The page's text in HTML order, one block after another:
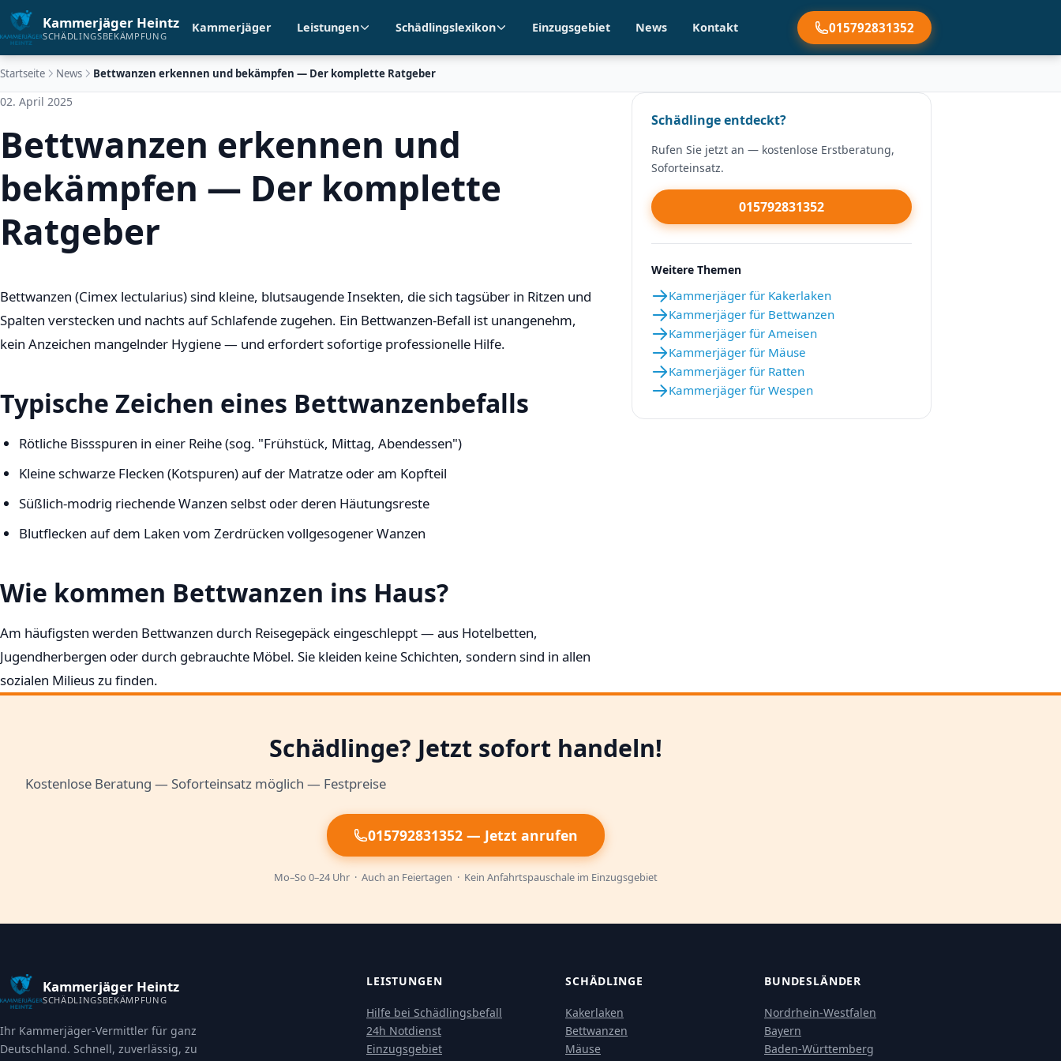
Kammerjäger Heintz
SCHÄDLINGSBEKÄMPFUNG
Kammerjäger Leistungen Schädlingslexikon Einzugsgebiet News Kontakt 015792831352
Startseite News Bettwanzen erkennen und bekämpfen — Der komplette Ratgeber
02. April 2025
Bettwanzen erkennen und
bekämpfen — Der komplette
Ratgeber
Bettwanzen (Cimex lectularius) sind kleine, blutsaugende Insekten, die sich tagsüber in Ritzen und
Spalten verstecken und nachts auf Schlafende zugehen. Ein Bettwanzen-Befall ist unangenehm,
kein Anzeichen mangelnder Hygiene — und erfordert sofortige professionelle Hilfe.
Typische Zeichen eines Bettwanzenbefalls
Rötliche Bissspuren in einer Reihe (sog. "Frühstück, Mittag, Abendessen")
Kleine schwarze Flecken (Kotspuren) auf der Matratze oder am Kopfteil
Süßlich-modrig riechende Wanzen selbst oder deren Häutungsreste
Blutflecken auf dem Laken vom Zerdrücken vollgesogener Wanzen
Wie kommen Bettwanzen ins Haus?
Am häufigsten werden Bettwanzen durch Reisegepäck eingeschleppt — aus Hotelbetten,
Jugendherbergen oder durch gebrauchte Möbel. Sie kleiden keine Schichten, sondern sind in allen
sozialen Milieus zu finden.
Schädlinge entdeckt?
Rufen Sie jetzt an — kostenlose Erstberatung,
Soforteinsatz.
015792831352
Weitere Themen
Kammerjäger für Kakerlaken
Kammerjäger für Bettwanzen
Kammerjäger für Ameisen
Kammerjäger für Mäuse
Kammerjäger für Ratten
Kammerjäger für Wespen
Schädlinge? Jetzt sofort handeln!
Kostenlose Beratung — Soforteinsatz möglich — Festpreise
015792831352 — Jetzt anrufen
Mo–So 0–24 Uhr · Auch an Feiertagen · Kein Anfahrtspauschale im Einzugsgebiet
Kammerjäger Heintz
SCHÄDLINGSBEKÄMPFUNG
Ihr Kammerjäger-Vermittler für ganz
Deutschland. Schnell, zuverlässig, zu
LEISTUNGEN
Hilfe bei Schädlingsbefall
24h Notdienst
Einzugsgebiet
SCHÄDLINGE
Kakerlaken
Bettwanzen
Mäuse
BUNDESLÄNDER
Nordrhein-Westfalen
Bayern
Baden-Württemberg